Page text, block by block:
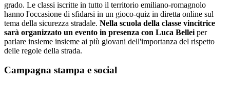
grado. Le classi iscritte in tutto il territorio emiliano-romagnolo
hanno l'occasione di sfidarsi in un gioco-quiz in diretta online sul
tema della sicurezza stradale. Nella scuola della classe vincitrice
sarà organizzato un evento in presenza con Luca Bellei per
parlare insieme insieme ai più giovani dell'importanza del rispetto
delle regole della strada.
Campagna stampa e social